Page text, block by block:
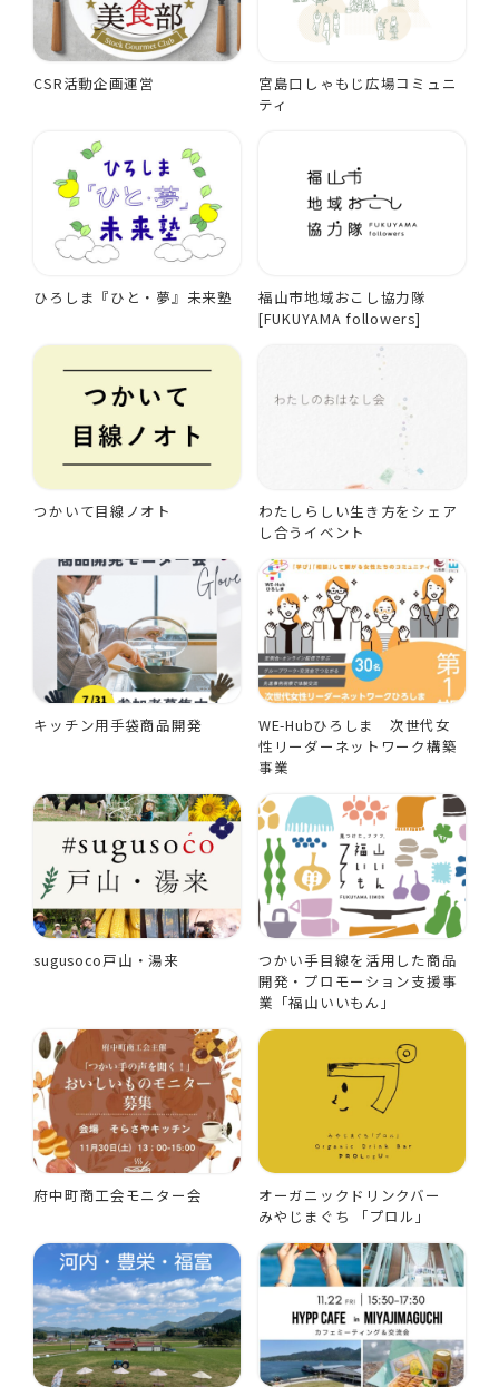
CSR活動企画運営
宮島口しゃもじ広場コミュニ
ティ
ひろしま『ひと・夢』未来塾
福山市地域おこし協力隊
[FUKUYAMA followers]
つかいて目線ノオト
わたしらしい生き方をシェア
し合うイベント
キッチン用手袋商品開発
WE-Hubひろしま 次世代女
性リーダーネットワーク構築
事業
sugusoco戸山・湯来
つかい手目線を活用した商品
開発・プロモーション支援事
業「福山いいもん」
府中町商工会モニター会
オーガニックドリンクバー
みやじまぐち 「プロル」